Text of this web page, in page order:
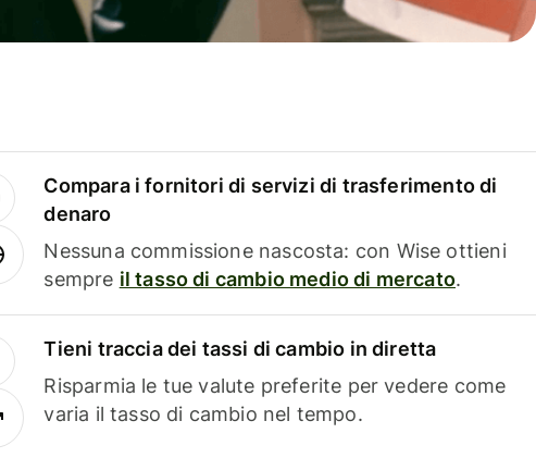
Compara i fornitori di servizi di trasferimento di
denaro
Nessuna commissione nascosta: con Wise ottieni
sempre il tasso di cambio medio di mercato.
Tieni traccia dei tassi di cambio in diretta
Risparmia le tue valute preferite per vedere come
varia il tasso di cambio nel tempo.